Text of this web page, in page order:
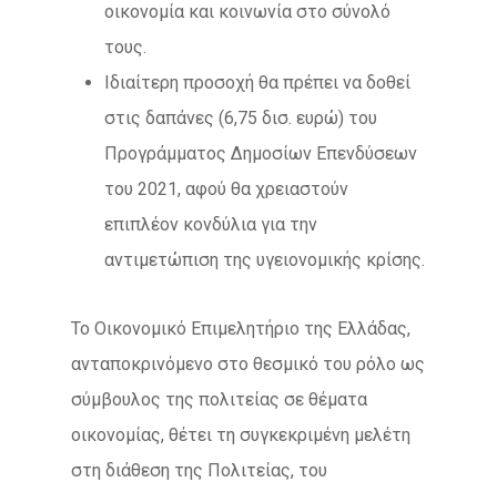
οικονομία και κοινωνία στο σύνολό
τους.
Ιδιαίτερη προσοχή θα πρέπει να δοθεί
στις δαπάνες (6,75 δισ. ευρώ) του
Προγράμματος Δημοσίων Επενδύσεων
του 2021, αφού θα χρειαστούν
επιπλέον κονδύλια για την
αντιμετώπιση της υγειονομικής κρίσης.
Το Οικονομικό Επιμελητήριο της Ελλάδας,
ανταποκρινόμενο στο θεσμικό του ρόλο ως
σύμβουλος της πολιτείας σε θέματα
οικονομίας, θέτει τη συγκεκριμένη μελέτη
στη διάθεση της Πολιτείας, του